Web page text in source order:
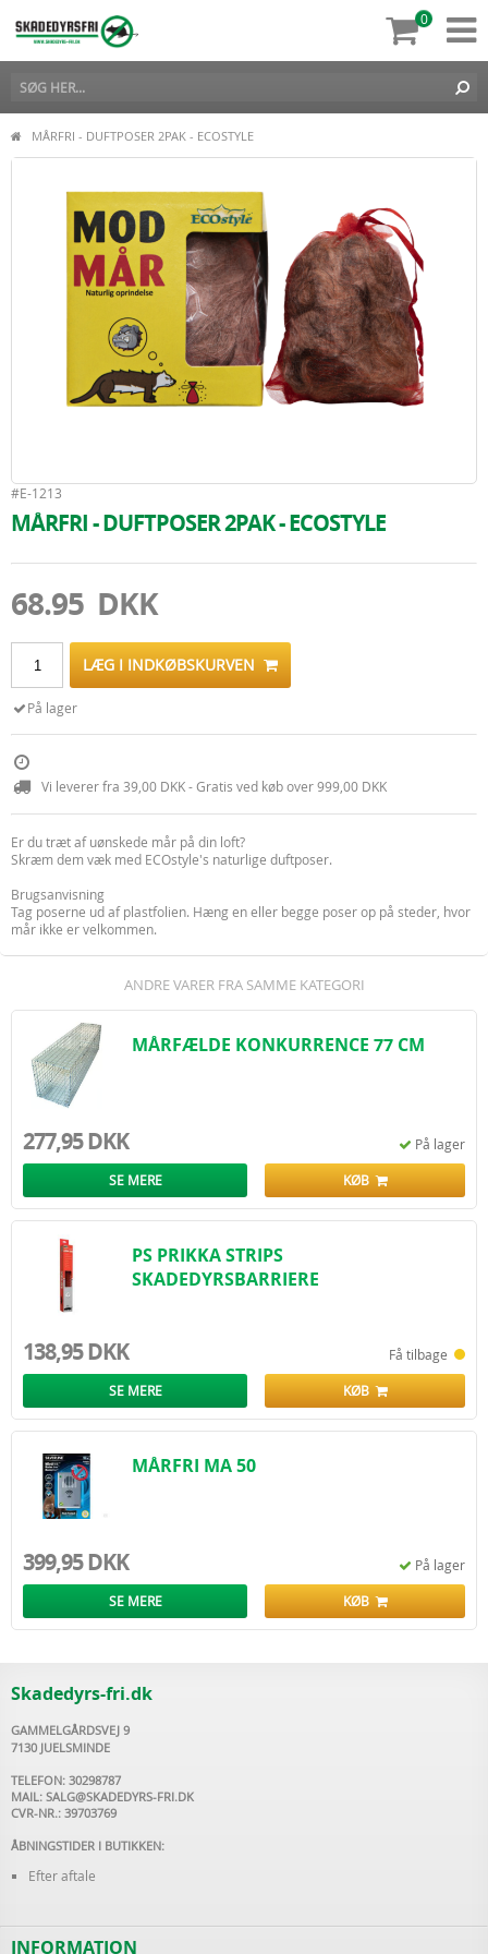
0
MÅRFRI - DUFTPOSER 2PAK - ECOSTYLE
#E-1213
MÅRFRI - DUFTPOSER 2PAK - ECOSTYLE
68.95 DKK
LÆG I INDKØBSKURVEN
På lager
Vi leverer fra 39,00 DKK - Gratis ved køb over 999,00 DKK
Er du træt af uønskede mår på din loft?
Skræm dem væk med ECOstyle's naturlige duftposer.
Brugsanvisning
Tag poserne ud af plastfolien. Hæng en eller begge poser op på steder, hvor
mår ikke er velkommen.
ANDRE VARER FRA SAMME KATEGORI
MÅRFÆLDE KONKURRENCE 77 CM
277,95 DKK På lager
SE MERE KØB
PS PRIKKA STRIPS
SKADEDYRSBARRIERE
138,95 DKK Få tilbage
SE MERE KØB
MÅRFRI MA 50
399,95 DKK På lager
SE MERE KØB
Skadedyrs-fri.dk
GAMMELGÅRDSVEJ 9
7130 JUELSMINDE
TELEFON: 30298787
MAIL: SALG@SKADEDYRS-FRI.DK
CVR-NR.: 39703769
ÅBNINGSTIDER I BUTIKKEN:
Efter aftale
INFORMATION